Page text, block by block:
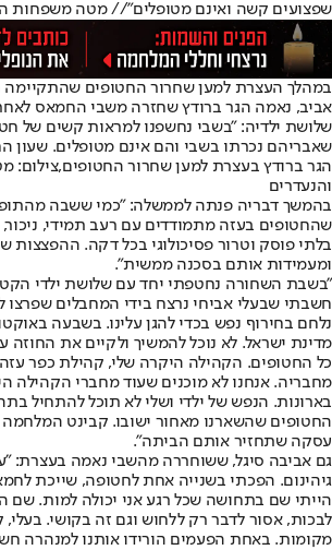
שפצועים קשה ואינם מטופלים"// מטה משפחות
במהלך העצרת למען שחרור החטופים שהתקיימה
שלושת ילדיה: "בשבי נחשפנו למראות קשים של
שאבריהם נכרתו בשבי והם אינם מטופלים. שעון
הגר ברודץ בעצרת למען שחרור
והנעדרים
בהמשך דבריה פנתה לממשלה: "כמי ששבה
שהחטופים בעזה מתמודדים עם רעב תמידי, ניכור,
בלתי פוסק וטרור פסיכולוגי בכל דקה. ההפצצות
ומעמידות אותם בסכנה ממשית".
חשבתי שבעלי אביחי נרצח בידי המחבלים שפרצו
נלחם בחירוף נפש בכדי להגן עלינו. בשבעה
מדינת ישראל. לא נוכל להמשיך ולקיים את
כל החטופים. הקהילה היקרה שלי, קהילת כפר
מחבריה. אנחנו לא מוכנים שעוד מחברי הקהילה
בארונות. הנפש של ילדי ושלי לא תוכל להתחיל
החטופים שהשארנו מאחור ישובו. קבינט המלחמה
עסקה שתחזיר אותם הביתה".
גיהינום. הפכתי בשנייה אחת לחטופה, שייכת
הייתי שם בתחושה שכל רגע אני יכולה למות. שם
מקומות. באחת הפעמים הורידו אותנו למנהרה